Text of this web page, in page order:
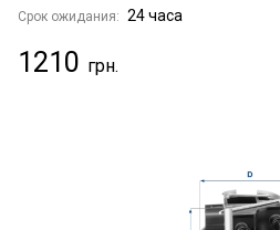
Срок ожидания: 24 часа
1210